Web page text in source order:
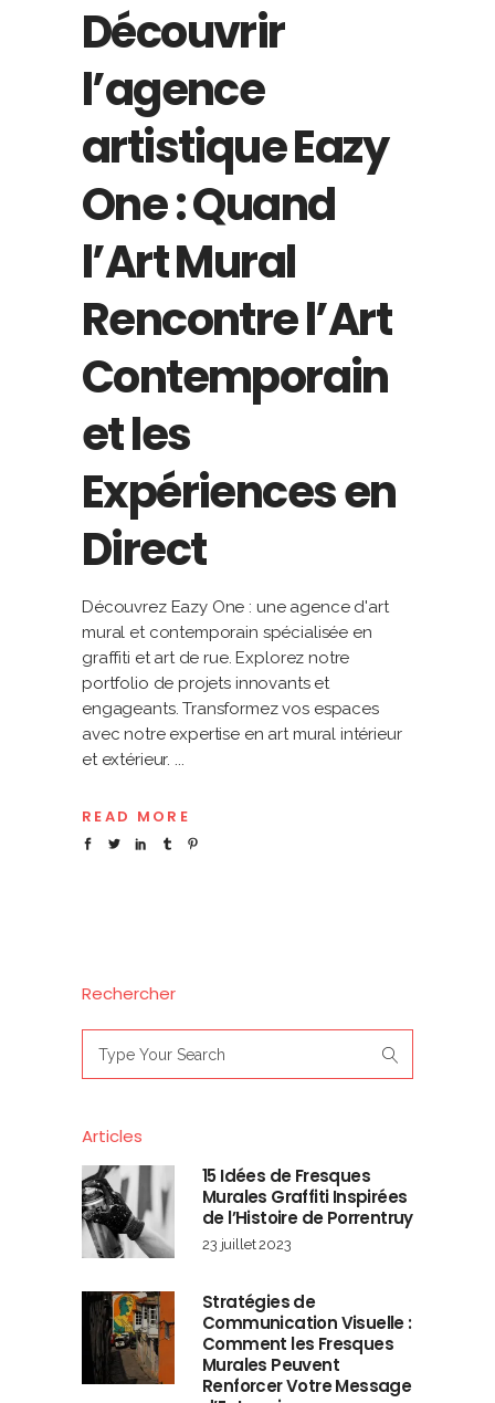
Découvrir
l’agence
artistique Eazy
One : Quand
l’Art Mural
Rencontre l’Art
Contemporain
et les
Expériences en
Direct
Découvrez Eazy One : une agence d'art
mural et contemporain spécialisée en
graffiti et art de rue. Explorez notre
portfolio de projets innovants et
engageants. Transformez vos espaces
avec notre expertise en art mural intérieur
et extérieur.
READ MORE
Rechercher
for:
Articles
15 Idées de Fresques
Murales Graffiti Inspirées
de l’Histoire de Porrentruy
23 juillet 2023
Stratégies de
Communication Visuelle :
Comment les Fresques
Murales Peuvent
Renforcer Votre Message